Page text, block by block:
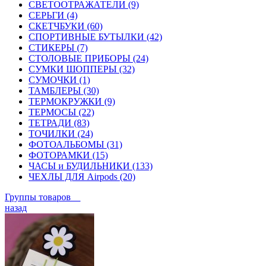
СВЕТООТРАЖАТЕЛИ (9)
СЕРЬГИ (4)
СКЕТЧБУКИ (60)
СПОРТИВНЫЕ БУТЫЛКИ (42)
СТИКЕРЫ (7)
СТОЛОВЫЕ ПРИБОРЫ (24)
СУМКИ ШОППЕРЫ (32)
СУМОЧКИ (1)
ТАМБЛЕРЫ (30)
ТЕРМОКРУЖКИ (9)
ТЕРМОСЫ (22)
ТЕТРАДИ (83)
ТОЧИЛКИ (24)
ФОТОАЛЬБОМЫ (31)
ФОТОРАМКИ (15)
ЧАСЫ и БУДИЛЬНИКИ (133)
ЧЕХЛЫ ДЛЯ Airpods (20)
Группы товаров
назад